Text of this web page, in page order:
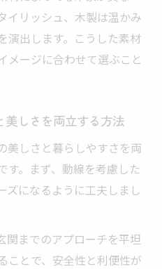
イリッシュ、木製は温かみ
演出します。こうした素材
メージに合わせて選ぶこと
美しさを両立する方法
美しさと暮らしやすさを両
す。まず、動線を考慮した
ズになるように工夫しまし
関までのアプローチを平坦
ことで、安全性と利便性が